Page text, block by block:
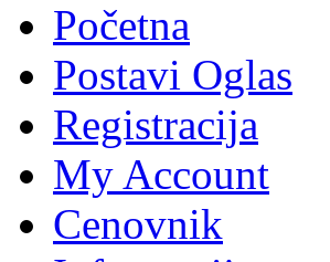
Početna
Postavi Oglas
Registracija
My Account
Cenovnik